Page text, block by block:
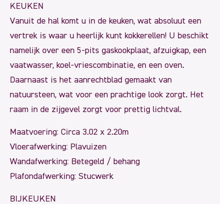
KEUKEN
Vanuit de hal komt u in de keuken, wat absoluut een
vertrek is waar u heerlijk kunt kokkerellen! U beschikt
namelijk over een 5-pits gaskookplaat, afzuigkap, een
vaatwasser, koel-vriescombinatie, en een oven.
Daarnaast is het aanrechtblad gemaakt van
natuursteen, wat voor een prachtige look zorgt. Het
raam in de zijgevel zorgt voor prettig lichtval.
Maatvoering: Circa 3.02 x 2.20m
Vloerafwerking: Plavuizen
Wandafwerking: Betegeld / behang
Plafondafwerking: Stucwerk
BIJKEUKEN